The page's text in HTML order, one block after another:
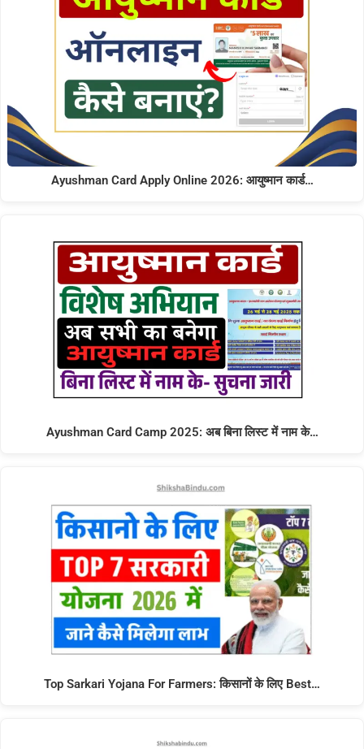
Ayushman Card Apply Online 2026: आयुष्मान कार्ड…
Ayushman Card Camp 2025: अब बिना लिस्ट में नाम के…
Top Sarkari Yojana For Farmers: किसानों के लिए Best…